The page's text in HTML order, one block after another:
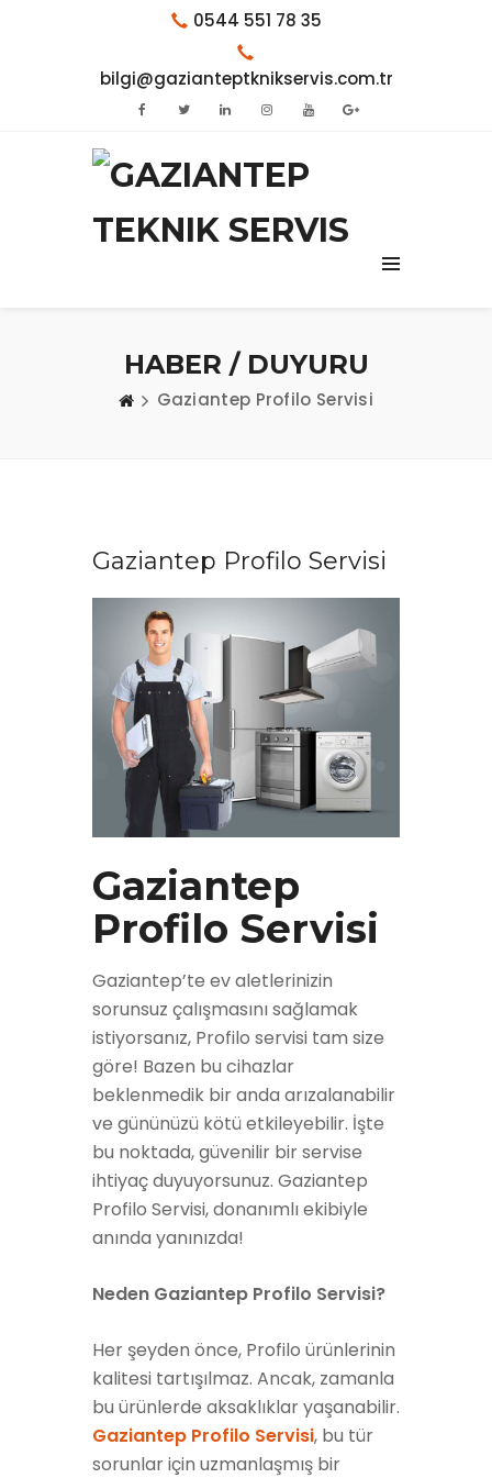
0544 551 78 35
bilgi@gazianteptknikservis.com.tr
HABER / DUYURU
Gaziantep Profilo Servisi
Gaziantep Profilo Servisi
Gaziantep
Profilo Servisi
Gaziantep’te ev aletlerinizin
sorunsuz çalışmasını sağlamak
istiyorsanız, Profilo servisi tam size
göre! Bazen bu cihazlar
beklenmedik bir anda arızalanabilir
ve gününüzü kötü etkileyebilir. İşte
bu noktada, güvenilir bir servise
ihtiyaç duyuyorsunuz. Gaziantep
Profilo Servisi, donanımlı ekibiyle
anında yanınızda!
Neden Gaziantep Profilo Servisi?
Her şeyden önce, Profilo ürünlerinin
kalitesi tartışılmaz. Ancak, zamanla
bu ürünlerde aksaklıklar yaşanabilir.
Gaziantep Profilo Servisi, bu tür
sorunlar için uzmanlaşmış bir